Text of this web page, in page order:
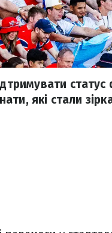
статус
які стали